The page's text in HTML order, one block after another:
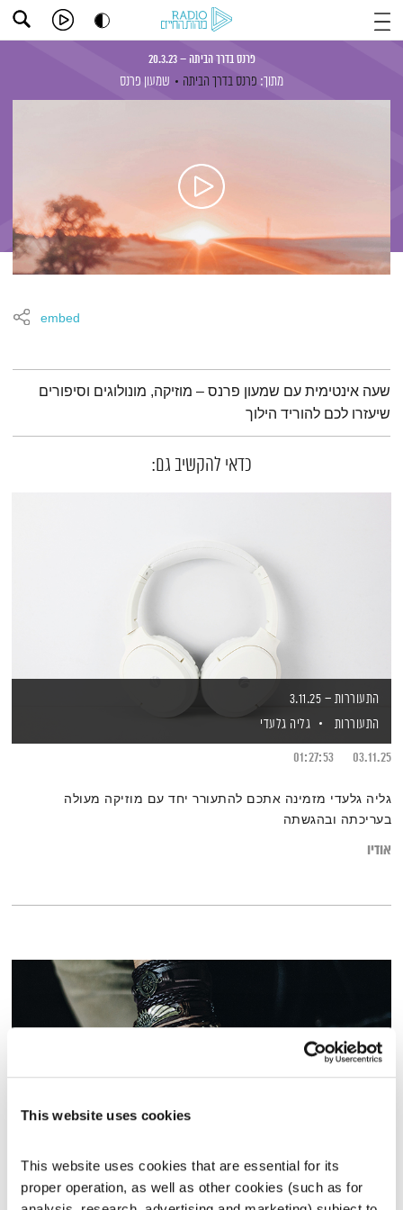
This website uses cookies
This website uses cookies that are essential for its
proper operation, as well as other cookies (such as for
פרנס בדרך הביתה – 20.3.23
מתוך: פרנס בדרך הביתה שמעון פרנס
embed
תמצית הפודקאסט
שעה אינטימית עם שמעון פרנס – מוזיקה, מונולוגים וסיפורים
שיעזרו לכם להוריד הילוך
כדאי להקשיב גם:
התעוררות – 3.11.25
התעוררות
גליה גלעדי
03.11.25
01:27:53
גליה גלעדי מזמינה אתכם להתעורר יחד עם מוזיקה מעולה
בעריכתה ובהגשתה
אודיו
עולם קטן – 19.5.20 – עומר גונן האלה
עולם קטן
אורי בנקהלטר